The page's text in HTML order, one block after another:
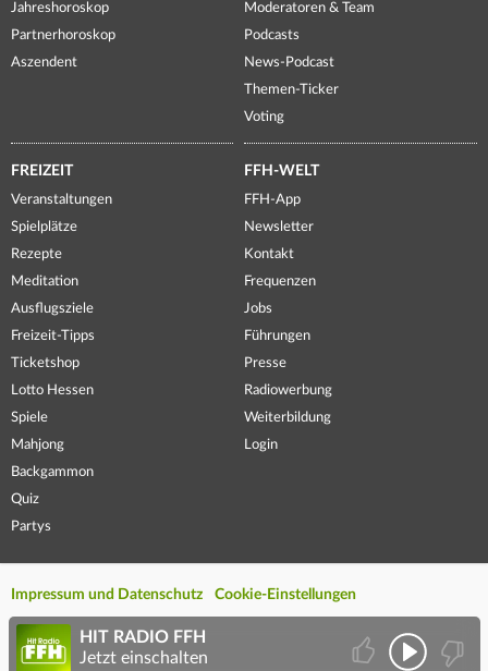
Jahreshoroskop
Partnerhoroskop
Aszendent
Moderatoren & Team
Podcasts
News-Podcast
Themen-Ticker
Voting
FREIZEIT
Veranstaltungen
Spielplätze
Rezepte
Meditation
Ausflugsziele
Freizeit-Tipps
Ticketshop
Lotto Hessen
Spiele
Mahjong
Backgammon
Quiz
Partys
FFH-WELT
FFH-App
Newsletter
Kontakt
Frequenzen
Jobs
Führungen
Presse
Radiowerbung
Weiterbildung
Login
Impressum und Datenschutz Cookie-Einstellungen
HIT RADIO FFH
Jetzt einschalten